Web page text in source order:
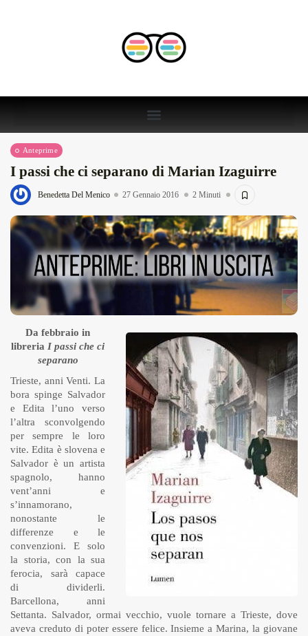
Anteprime
I passi che ci separano di Marian Izaguirre
Benedetta Del Menico 27 Gennaio 2016 2 Minuti
Da febbraio in
libreria I passi che ci
separano
Trieste, anni Venti. La
bora spinge Salvador
e Edita l’uno verso
l’altra sconvolgendo
per sempre le loro
vite. Edita è slovena e
Salvador è un artista
spagnolo, hanno
vent’anni e
s’innamorano,
nonostante le
differenze e le
convenzioni. E solo
la storia, con la sua
ferocia, sarà capace
di dividerli.
Barcellona, anni
Settanta. Salvador, ormai vecchio, vuole tornare a Trieste, dove
aveva creduto di poter essere felice. Insieme a Marina, la giovane